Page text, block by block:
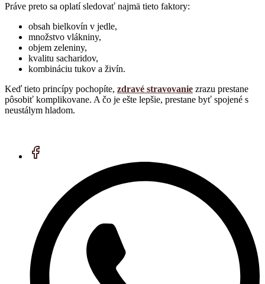
Práve preto sa oplatí sledovať najmä tieto faktory:
obsah bielkovín v jedle,
množstvo vlákniny,
objem zeleniny,
kvalitu sacharidov,
kombináciu tukov a živín.
Keď tieto princípy pochopíte, zdravé stravovanie zrazu prestane
pôsobiť komplikovane. A čo je ešte lepšie, prestane byť spojené s
neustálym hladom.